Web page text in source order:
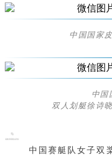
中国国家
中国
双人划艇徐诗
中国赛艇队女子双